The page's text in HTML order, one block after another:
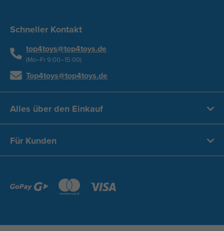
Schneller Kontakt
top4toys@top4toys.de
(Mo–Fr 9:00–15:00)
Top4toys@top4toys.de
Alles über den Einkauf
Für Kunden